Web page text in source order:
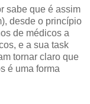
sabe que é assim
desde o princípio
de médicos a
e a sua task
tornar claro que
é uma forma